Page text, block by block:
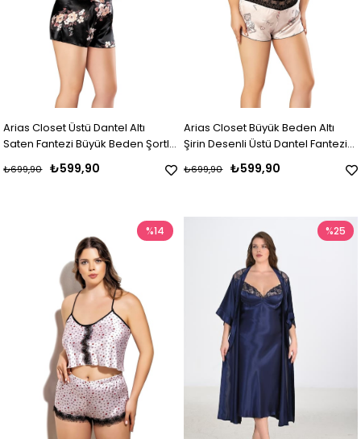
Arias Closet Üstü Dantel Altı
Saten Fantezi Büyük Beden Şortlu
₺599,90
₺699,90
Arias Closet Büyük Beden Altı
Şirin Desenli Üstü Dantel Fantezi
₺599,90
₺699,90
%14 %25